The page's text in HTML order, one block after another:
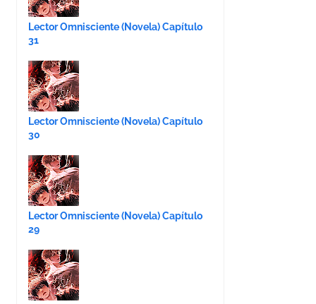
Lector Omnisciente (Novela) Capítulo
31
Lector Omnisciente (Novela) Capítulo
30
Lector Omnisciente (Novela) Capítulo
29